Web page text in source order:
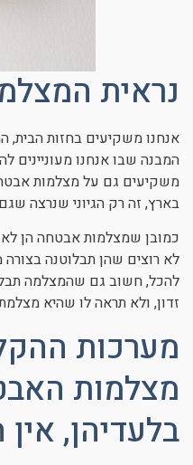
נראית
אנחנו משקיעים בחזות
המבנה שבו אנחנו מעוניינים
משקיעים גם על מצלמות
בארץ, זה רק הגיוני שנרצה
כמובן שמצלמות אבטחה הן
לא רוצים שהן תבלוטנה בצורה
להכל, חשוב גם שהמצלמה
זדון, ולא תראה לו שהיא
מערכות
מצלמות
בלעדיהן,